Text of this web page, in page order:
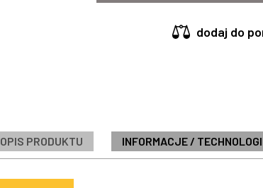
dodaj do
OPIS PRODUKTU INFORMACJE /